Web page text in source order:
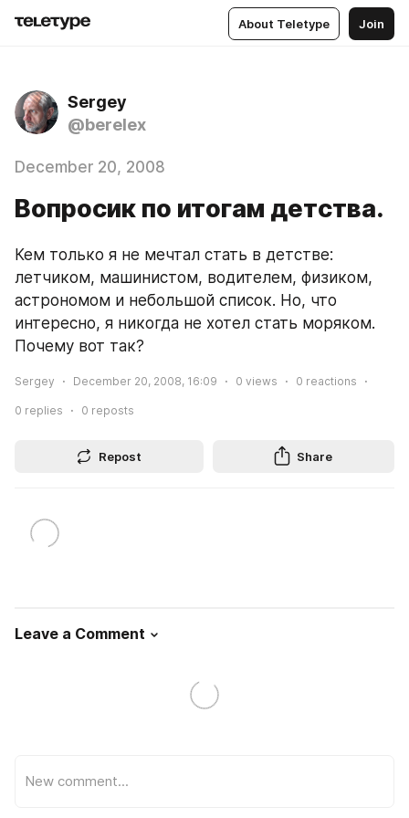
About Teletype Join
Sergey
@berelex
December 20, 2008
Вопросик по итогам детства.
Кем только я не мечтал стать в детстве:
летчиком, машинистом, водителем, физиком,
астрономом и небольшой список. Но, что
интересно, я никогда не хотел стать моряком.
Почему вот так?
Sergey December 20, 2008, 16:09 0 views 0 reactions
0 replies 0 reposts
Repost Share
Leave a Comment